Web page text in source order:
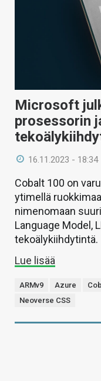
HAKU
Microsoft
prosessorin
16.11.2023 - 18:34
Cobalt 100 on
ytimellä
nimenomaan
Language Model,
tekoälykiihdytintä.
Lue lisää
ARMv9 Azure
Neoverse CSS